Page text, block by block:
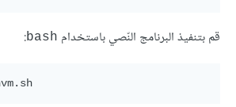
قم بتنفيذ البرنامج النّصي باستخدام bash
: